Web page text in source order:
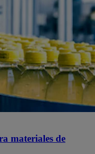
materiales de